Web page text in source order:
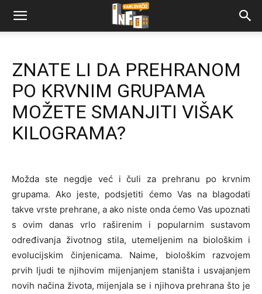
ZNATE LI DA PREHRANOM
PO KRVNIM GRUPAMA
MOŽETE SMANJITI VIŠAK
KILOGRAMA?
Možda ste negdje već i čuli za prehranu po krvnim
grupama. Ako jeste, podsjetiti ćemo Vas na blagodati
takve vrste prehrane, a ako niste onda ćemo Vas upoznati
s ovim danas vrlo raširenim i popularnim sustavom
određivanja životnog stila, utemeljenim na biološkim i
evolucijskim činjenicama. Naime, biološkim razvojem
prvih ljudi te njihovim mijenjanjem staništa i usvajanjem
novih načina života, mijenjala se i njihova prehrana što je